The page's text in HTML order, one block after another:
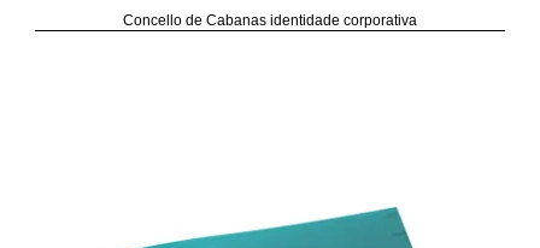
Concello de Cabanas identidade corporativa